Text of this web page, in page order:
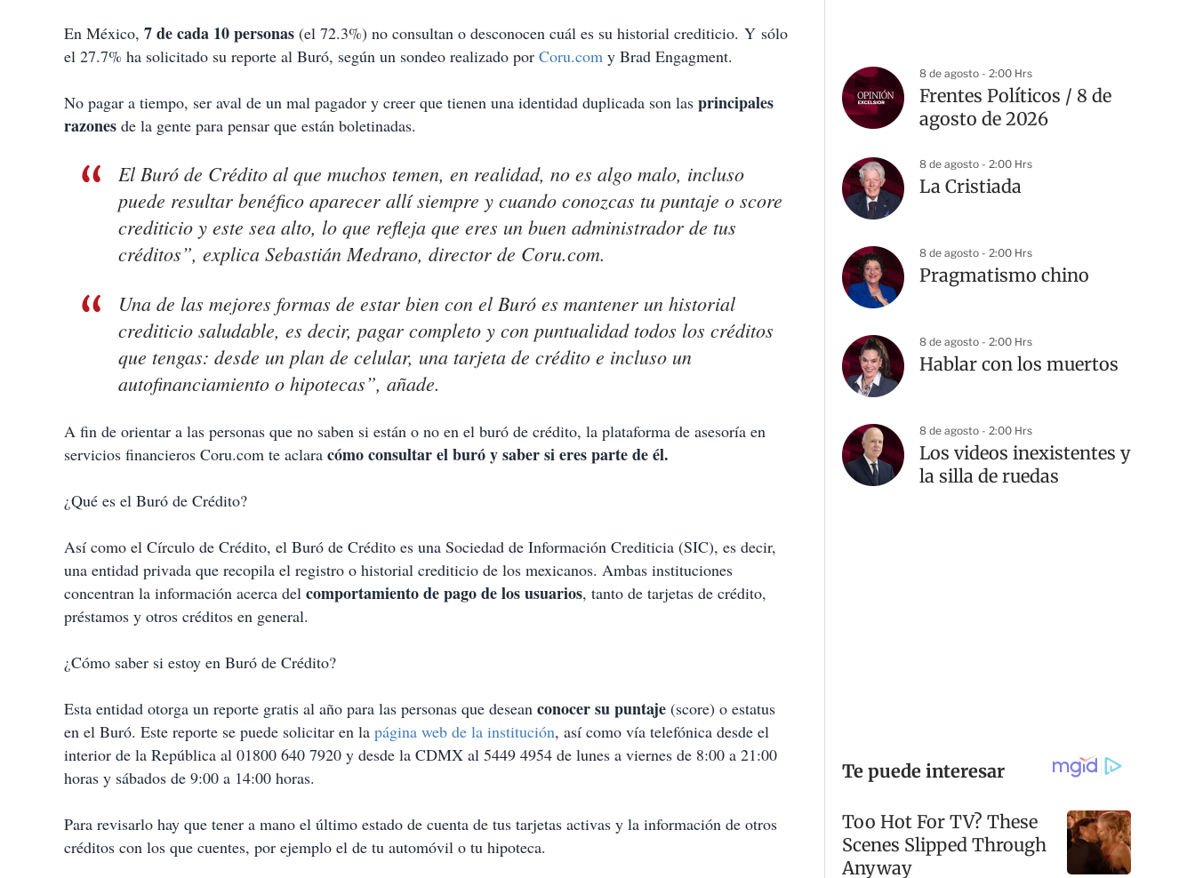
En México, 7 de cada 10 personas (el 72.3%) no consultan o desconocen cuál es su historial crediticio. Y sólo
el 27.7% ha solicitado su reporte al Buró, según un sondeo realizado por Coru.com y Brad Engagment.
No pagar a tiempo, ser aval de un mal pagador y creer que tienen una identidad duplicada son las principales
razones de la gente para pensar que están boletinadas.
El Buró de Crédito al que muchos temen, en realidad, no es algo malo, incluso
puede resultar benéfico aparecer allí siempre y cuando conozcas tu puntaje o score
crediticio y este sea alto, lo que refleja que eres un buen administrador de tus
créditos”, explica Sebastián Medrano, director de Coru.com.
Una de las mejores formas de estar bien con el Buró es mantener un historial
crediticio saludable, es decir, pagar completo y con puntualidad todos los créditos
que tengas: desde un plan de celular, una tarjeta de crédito e incluso un
autofinanciamiento o hipotecas”, añade.
A fin de orientar a las personas que no saben si están o no en el buró de crédito, la plataforma de asesoría en
servicios financieros Coru.com te aclara cómo consultar el buró y saber si eres parte de él.
¿Qué es el Buró de Crédito?
Así como el Círculo de Crédito, el Buró de Crédito es una Sociedad de Información Crediticia (SIC), es decir,
una entidad privada que recopila el registro o historial crediticio de los mexicanos. Ambas instituciones
concentran la información acerca del comportamiento de pago de los usuarios, tanto de tarjetas de crédito,
préstamos y otros créditos en general.
¿Cómo saber si estoy en Buró de Crédito?
Esta entidad otorga un reporte gratis al año para las personas que desean conocer su puntaje (score) o estatus
en el Buró. Este reporte se puede solicitar en la página web de la institución, así como vía telefónica desde el
interior de la República al 01800 640 7920 y desde la CDMX al 5449 4954 de lunes a viernes de 8:00 a 21:00
horas y sábados de 9:00 a 14:00 horas.
Para revisarlo hay que tener a mano el último estado de cuenta de tus tarjetas activas y la información de otros
créditos con los que cuentes, por ejemplo el de tu automóvil o tu hipoteca.
8 de agosto - 2:00 Hrs
Frentes Políticos / 8 de
agosto de 2026
8 de agosto - 2:00 Hrs
La Cristiada
8 de agosto - 2:00 Hrs
Pragmatismo chino
8 de agosto - 2:00 Hrs
Hablar con los muertos
8 de agosto - 2:00 Hrs
Los videos inexistentes y
la silla de ruedas